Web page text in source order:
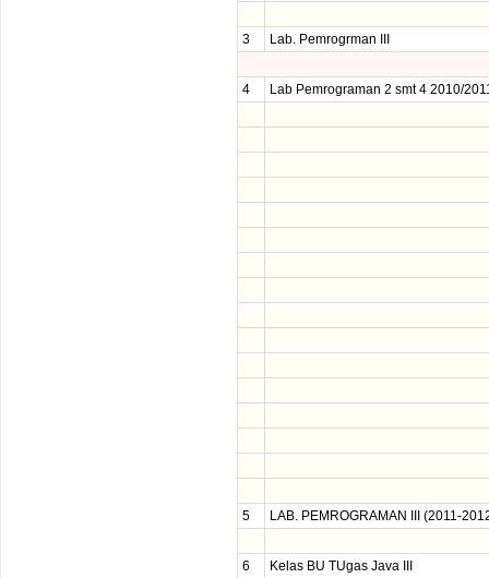
3 Lab. Pemrogrman III
4 Lab Pemrograman 2 smt 4 2010/
5 LAB. PEMROGRAMAN III (2011-
6 Kelas BU TUgas Java III